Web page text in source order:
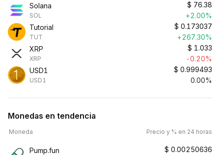
Solana
SOL
$ 76.38
+2.00%
Tutorial
TUT
$ 0.173037
+267.30%
XRP
XRP
$ 1.033
-0.20%
USD1
USD1
$ 0.999493
0.00%
Monedas en tendencia
Moneda Precio y % en 24 horas
Pump.fun $ 0.00250636